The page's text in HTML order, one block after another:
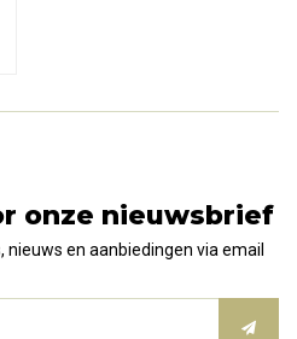
onze nieuwsbrief
en aanbiedingen via email